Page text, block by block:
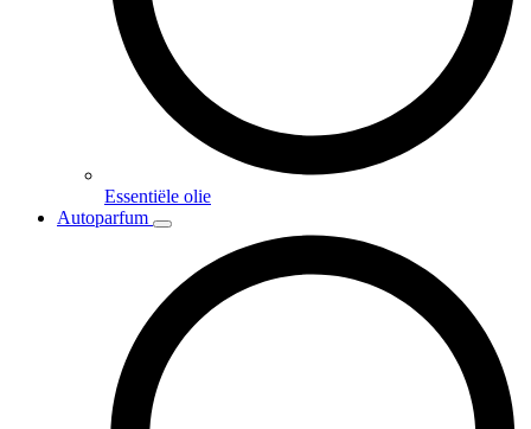
Essentiële olie
Autoparfum